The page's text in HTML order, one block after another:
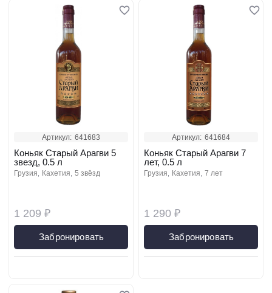
Артикул: 641683
1 209 ₽
Коньяк Старый Арагви 5
звезд, 0.5 л
грузия кахетия 5 звёзд
Забронировать
Артикул: 641684
1 290 ₽
Коньяк Старый Арагви 7
лет, 0.5 л
грузия кахетия 7 лет
Забронировать